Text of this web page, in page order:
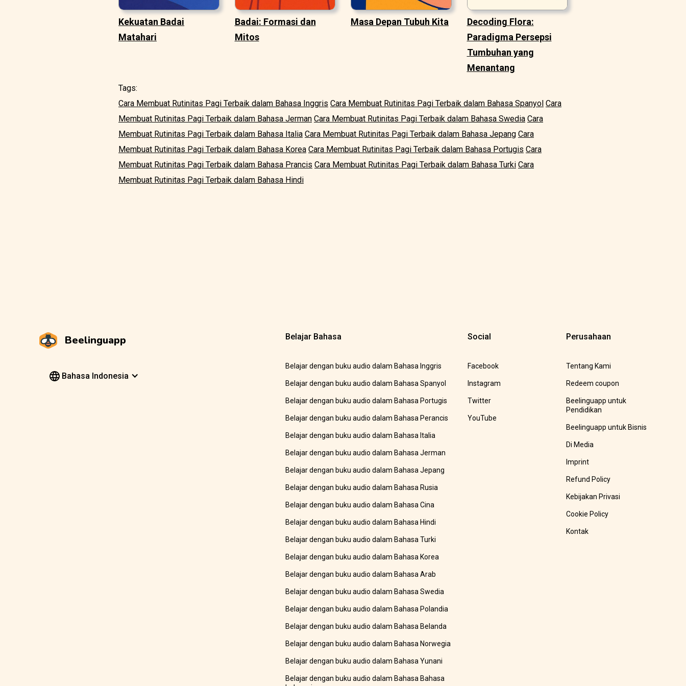
Kekuatan Badai
Matahari
Badai: Formasi dan
Mitos
Masa Depan Tubuh Kita
Decoding Flora:
Paradigma Persepsi
Tumbuhan yang
Menantang
Tags:
Cara Membuat Rutinitas Pagi Terbaik dalam Bahasa Inggris Cara Membuat Rutinitas Pagi Terbaik dalam Bahasa Spanyol Cara
Membuat Rutinitas Pagi Terbaik dalam Bahasa Jerman Cara Membuat Rutinitas Pagi Terbaik dalam Bahasa Swedia Cara
Membuat Rutinitas Pagi Terbaik dalam Bahasa Italia Cara Membuat Rutinitas Pagi Terbaik dalam Bahasa Jepang Cara
Membuat Rutinitas Pagi Terbaik dalam Bahasa Korea Cara Membuat Rutinitas Pagi Terbaik dalam Bahasa Portugis Cara
Membuat Rutinitas Pagi Terbaik dalam Bahasa Prancis Cara Membuat Rutinitas Pagi Terbaik dalam Bahasa Turki Cara
Membuat Rutinitas Pagi Terbaik dalam Bahasa Hindi
Beelinguapp
Bahasa Indonesia
Belajar Bahasa
Belajar dengan buku audio dalam Bahasa Inggris
Belajar dengan buku audio dalam Bahasa Spanyol
Belajar dengan buku audio dalam Bahasa Portugis
Belajar dengan buku audio dalam Bahasa Perancis
Belajar dengan buku audio dalam Bahasa Italia
Belajar dengan buku audio dalam Bahasa Jerman
Belajar dengan buku audio dalam Bahasa Jepang
Belajar dengan buku audio dalam Bahasa Rusia
Belajar dengan buku audio dalam Bahasa Cina
Belajar dengan buku audio dalam Bahasa Hindi
Belajar dengan buku audio dalam Bahasa Turki
Belajar dengan buku audio dalam Bahasa Korea
Belajar dengan buku audio dalam Bahasa Arab
Belajar dengan buku audio dalam Bahasa Swedia
Belajar dengan buku audio dalam Bahasa Polandia
Belajar dengan buku audio dalam Bahasa Belanda
Belajar dengan buku audio dalam Bahasa Norwegia
Belajar dengan buku audio dalam Bahasa Yunani
Belajar dengan buku audio dalam Bahasa Bahasa
Social
Facebook
Instagram
Twitter
YouTube
Perusahaan
Tentang Kami
Redeem coupon
Beelinguapp untuk
Pendidikan
Beelinguapp untuk Bisnis
Di Media
Imprint
Refund Policy
Kebijakan Privasi
Cookie Policy
Kontak